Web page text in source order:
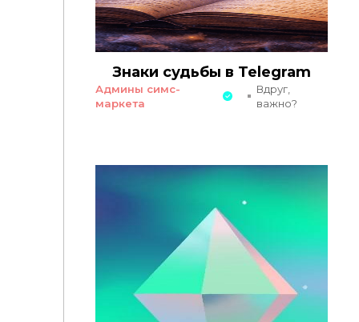
Знаки судьбы в Telegram
Админы симс-
маркета
Вдруг,
важно?